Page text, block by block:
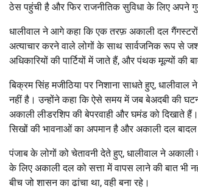
ठेस पहुंची है और फिर राजनीतिक सुविधा के लिए अपने
धालीवाल ने आगे कहा कि एक तरफ़ अकाली दल गैंगस्टरों
अत्याचार करने वाले लोगों के साथ सार्वजनिक रूप से
अधिकारियों की पार्टियों में जाते हैं, और पंथक मूल्यों की
बिक्रम सिंह मजीठिया पर निशाना साधते हुए,
नहीं है। उन्होंने कहा कि ऐसे समय में जब बेअदबी की
अकाली लीडरशिप की बेपरवाही और घमंड को दिखाते
सिखों की भावनाओं का अपमान है और अकाली दल बादल
पंजाब के लोगों को चेतावनी देते हुए, धालीवाल ने अकाली
के लिए अकाली दल को सत्ता में वापस लाने की बात भी
बीच जो शासन का ढांचा था, वही बना रहे।